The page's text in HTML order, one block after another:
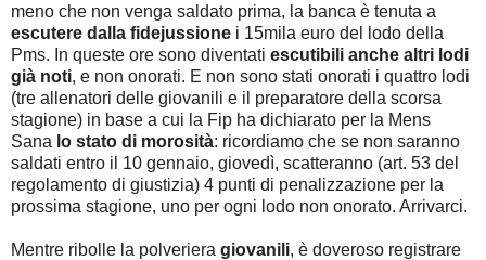
meno che non venga saldato prima, la banca è tenuta a
escutere dalla fidejussione i 15mila euro del lodo della
Pms. In queste ore sono diventati escutibili anche altri lodi
già noti, e non onorati. E non sono stati onorati i quattro lodi
(tre allenatori delle giovanili e il preparatore della scorsa
stagione) in base a cui la Fip ha dichiarato per la Mens
Sana lo stato di morosità: ricordiamo che se non saranno
saldati entro il 10 gennaio, giovedì, scatteranno (art. 53 del
regolamento di giustizia) 4 punti di penalizzazione per la
prossima stagione, uno per ogni lodo non onorato. Arrivarci.
Mentre ribolle la polveriera giovanili, è doveroso registrare